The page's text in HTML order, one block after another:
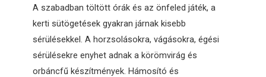
A szabadban töltött órák és az önfeled játék, a
kerti sütögetések gyakran járnak kisebb
sérülésekkel. A horzsolásokra, vágásokra, égési
sérülésekre enyhet adnak a körömvirág és
orbáncfű készítmények. Hámosító és